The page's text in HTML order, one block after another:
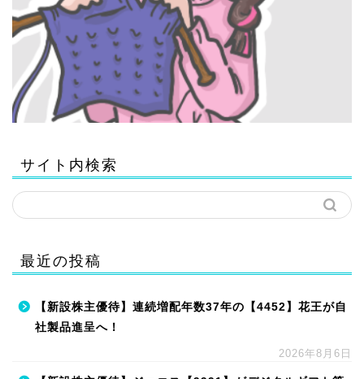
サイト内検索
最近の投稿
【新設株主優待】連続増配年数37年の【4452】花王が自
社製品進呈へ！
2026年8月6日